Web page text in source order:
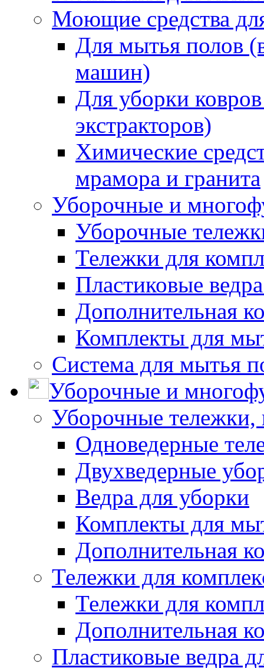
Моющие средства
Для мытья полов
машин)
Для уборки
экстракторов)
Химические
мрамора и гранита
Уборочные и
Уборочные
Тележки для
Пластиковые
Дополнительная
Комплекты для
Система для мытья
Уборочные и
Уборочные тележки,
Одноведерные
Двухведерные
Ведра для уборки
Комплекты для
Дополнительная
Тележки для
Тележки для
Дополнительная
Пластиковые ведра